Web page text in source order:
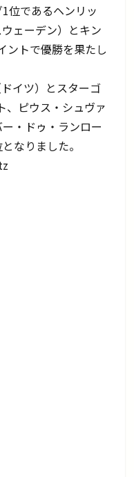
位であるヘンリッ
ェーデン）とキン
ントで優勝を果たし
イツ）とスターゴ
、ピウス・シュヴァ
・ドゥ・ランロー
なりました。